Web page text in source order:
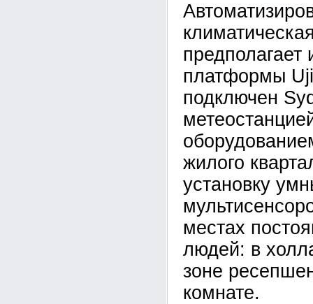
предполагает
платформы
подключен
жилого
установку
местах
людей: в
зоне
комнате.